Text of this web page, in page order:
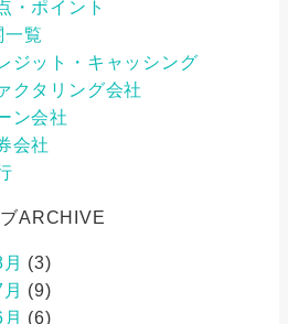
・ポイント
一覧
ジット・キャッシング
クタリング会社
ン会社
会社
ARCHIVE
(3)
(9)
(6)